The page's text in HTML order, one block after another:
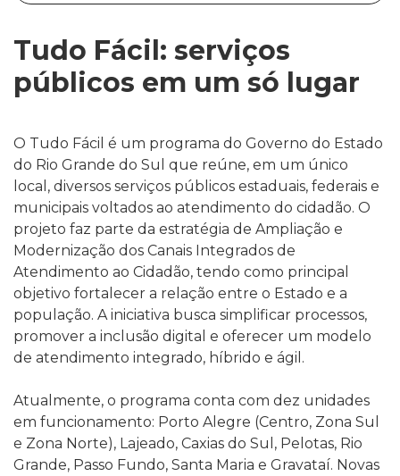
Tudo Fácil: serviços
públicos em um só lugar
O Tudo Fácil é um programa do Governo do Estado
do Rio Grande do Sul que reúne, em um único
local, diversos serviços públicos estaduais, federais e
municipais voltados ao atendimento do cidadão. O
projeto faz parte da estratégia de Ampliação e
Modernização dos Canais Integrados de
Atendimento ao Cidadão, tendo como principal
objetivo fortalecer a relação entre o Estado e a
população. A iniciativa busca simplificar processos,
promover a inclusão digital e oferecer um modelo
de atendimento integrado, híbrido e ágil.
Atualmente, o programa conta com dez unidades
em funcionamento: Porto Alegre (Centro, Zona Sul
e Zona Norte), Lajeado, Caxias do Sul, Pelotas, Rio
Grande, Passo Fundo, Santa Maria e Gravataí. Novas